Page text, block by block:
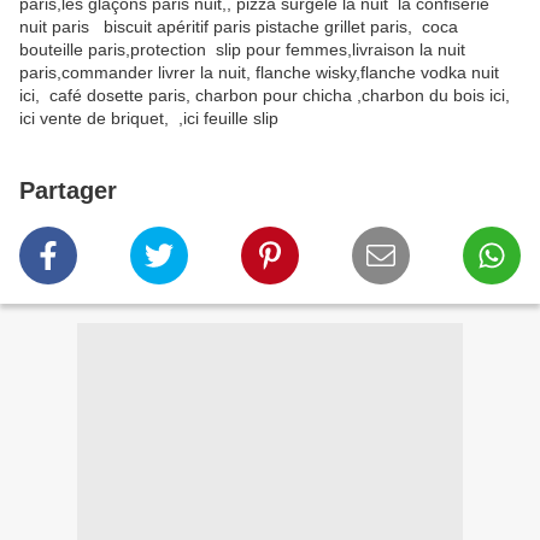
nuit paris biscuit apéritif paris pistache grillet paris, coca
bouteille paris,protection slip pour femmes,livraison la nuit
paris,commander livrer la nuit, flanche wisky,flanche vodka nuit
ici, café dosette paris, charbon pour chicha ,charbon du bois ici,
ici vente de briquet, ,ici feuille slip
Partager